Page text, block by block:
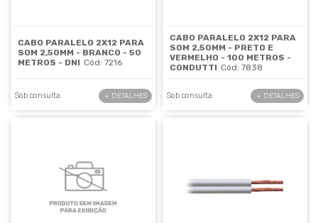
CABO PARALELO 2X12 PARA
SOM 2,50MM - BRANCO - 50
METROS - DNI Cód: 7216
Sob consulta + DETALHES
CABO PARALELO 2X12 PARA
SOM 2,50MM - PRETO E
VERMELHO - 100 METROS -
CONDUTTI Cód: 7838
Sob consulta + DETALHES